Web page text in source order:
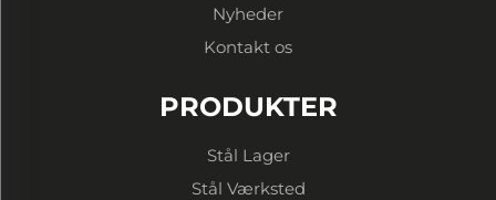
Nyheder
Kontakt os
PRODUKTER
Stål Lager
Stål Værksted